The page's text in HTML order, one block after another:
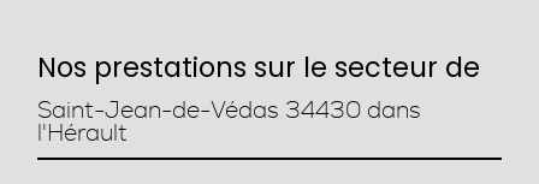
Nos prestations sur le secteur de
Saint-Jean-de-Védas 34430 dans
l'Hérault